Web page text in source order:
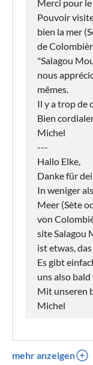
Merci pour
Pouvoir
bien la mer
de
"Salagou
nous
mêmes.
Il y a trop de
Bien
Michel
---
Hallo Elke,
Danke für
In weniger
Meer (Sète
von
site Salagou
ist etwas,
Es gibt
uns also bald
Mit unseren
Michel
mehr anzeigen